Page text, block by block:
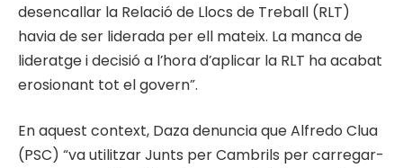
desencallar la Relació de Llocs de Treball (RLT)
havia de ser liderada per ell mateix. La manca de
lideratge i decisió a l’hora d’aplicar la RLT ha acabat
erosionant tot el govern”.
En aquest context, Daza denuncia que Alfredo Clua
(PSC) “va utilitzar Junts per Cambrils per carregar-